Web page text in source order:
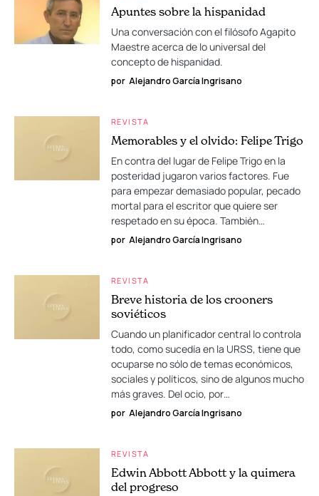
Apuntes sobre la hispanidad
Una conversación con el filósofo Agapito
Maestre acerca de lo universal del
concepto de hispanidad.
por Alejandro García Ingrisano
REVISTA
Memorables y el olvido: Felipe Trigo
En contra del lugar de Felipe Trigo en la
posteridad jugaron varios factores. Fue
para empezar demasiado popular, pecado
mortal para el escritor que quiere ser
respetado en su época. También…
por Alejandro García Ingrisano
REVISTA
Breve historia de los crooners
soviéticos
Cuando un planificador central lo controla
todo, como sucedía en la URSS, tiene que
ocuparse no sólo de temas económicos,
sociales y políticos, sino de algunos mucho
más graves. Del ocio, por…
por Alejandro García Ingrisano
REVISTA
Edwin Abbott Abbott y la quimera
del progreso